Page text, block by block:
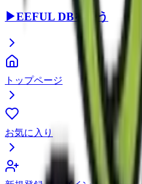
▶EEFUL DBを使う
トップページ
お気に入り